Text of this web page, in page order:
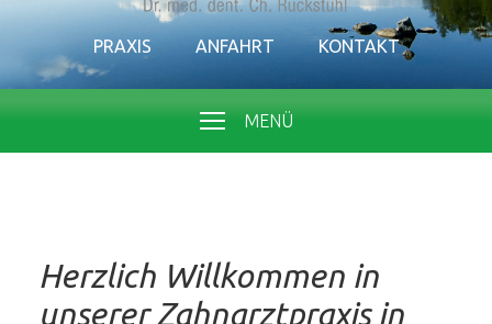
PRAXIS ANFAHRT KONTAKT
MENÜ
Herzlich Willkommen in
unserer Zahnarztpraxis in